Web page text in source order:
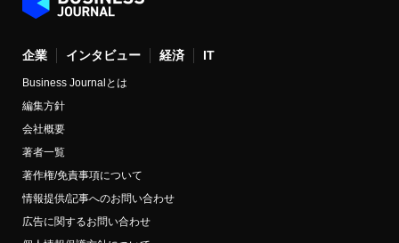
企業 インタビュー 経済 IT
Business Journalとは
編集方針
会社概要
著者一覧
著作権/免責事項について
情報提供/記事へのお問い合わせ
広告に関するお問い合わせ